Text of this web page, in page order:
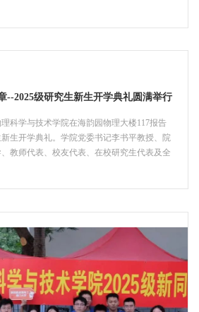
专题讲座在海韵园物理大楼117报告厅举行。
全体研究生新生奉上了一场沉浸式的“...
--2025级研究生新生开学典礼圆满举行
科学与技术学院在海韵园物理大楼117报告
生开学典礼。学院党委书记李书平教授、院
教师代表、校友代表、在校研究生代表及全
加典礼。典礼由学院副院长吴顺情主持。开
将人生经验凝为“...